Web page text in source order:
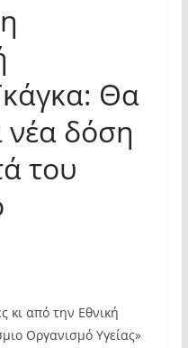
Θα
νέα δόση
του
κι από την Εθνική
Οργανισμό Υγείας»